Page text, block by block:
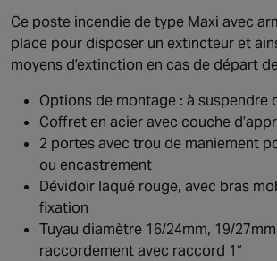
Ce poste incendie de type Maxi avec
place pour disposer un extincteur et
moyens d’extinction en cas de départ
Options de montage : à suspendre
Coffret en acier avec couche
2 portes avec trou de maniement
ou encastrement
Dévidoir laqué rouge, avec bras
fixation
Tuyau diamètre 16/24mm, 19/
raccordement avec raccord 1“